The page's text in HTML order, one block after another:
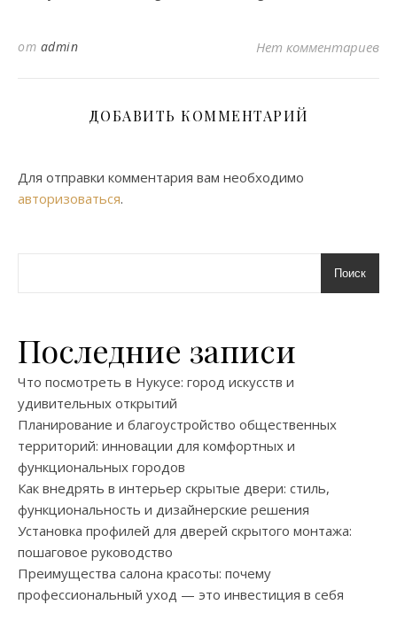
от admin Нет комментариев
ДОБАВИТЬ КОММЕНТАРИЙ
Для отправки комментария вам необходимо
авторизоваться.
Поиск
Последние записи
Что посмотреть в Нукусе: город искусств и
удивительных открытий
Планирование и благоустройство общественных
территорий: инновации для комфортных и
функциональных городов
Как внедрять в интерьер скрытые двери: стиль,
функциональность и дизайнерские решения
Установка профилей для дверей скрытого монтажа:
пошаговое руководство
Преимущества салона красоты: почему
профессиональный уход — это инвестиция в себя